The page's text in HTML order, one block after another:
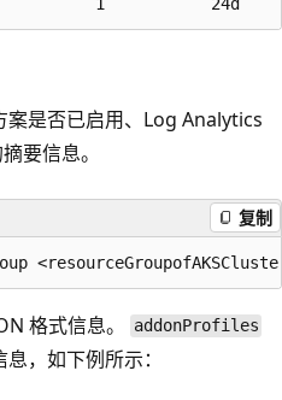
案是否已启用、Log Analytics
要信息。
复制
格式信息。 addonProfiles
息，如下例所示：